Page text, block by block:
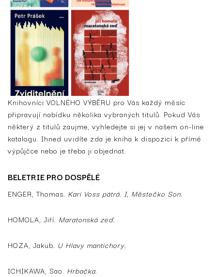
Knihovníci VOLNÉHO VÝBĚRU pro Vás každý měsíc
připravují nabídku několika vybraných titulů. Pokud Vás
některý z titulů zaujme, vyhledejte si jej v našem on-line
katalogu. Ihned uvidíte zda je kniha k dispozici k přímé
výpůjčce nebo je třeba ji objednat.
BELETRIE PRO DOSPĚLÉ
ENGER, Thomas. Kari Voss pátrá. I, Městečko Son.
HOMOLA, Jiří. Maratonská zeď.
HOZA, Jakub. U Hlavy mantichory.
ICHIKAWA, Sao. Hrbačka.